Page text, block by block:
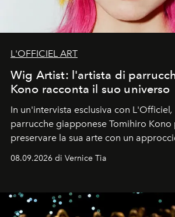
L'OFFICIEL ART
Wig Artist: l'artista di
Kono racconta il suo universo
In un'intervista esclusiva con L'Officiel ,
parrucche giapponese Tomihiro
preservare la sua arte con un
contemporaneo.
08.09.2026 di Vernice Tia